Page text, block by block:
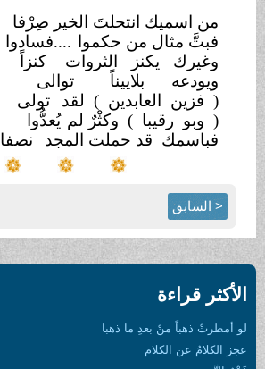
انتحلتَ الخير صِرْفا
من حكموا ....فسادوا
يكنز الثروات
كنزاً
بلاييناً
توالى
العابدين ) لقد تولى
رقيبا ) وكثْرٌ لم يُعدُّوا
قد حملت المجد نصفا
وصرَّفتَ
فإن
يهفُّ
وجلُّ
وأعرابٌ ..
منْ بعدِ ما ذهبا
الكلام